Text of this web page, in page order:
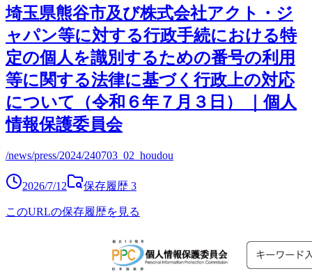
埼玉県熊谷市及び株式会社アクト・ジ
ャパン等に対する行政手続における特
定の個人を識別するための番号の利用
等に関する法律に基づく行政上の対応
について（令和６年７月３日） ｜個人
情報保護委員会
/news/press/2024/240703_02_houdou
2026/7/12 保存履歴 3
このURLの保存履歴を見る